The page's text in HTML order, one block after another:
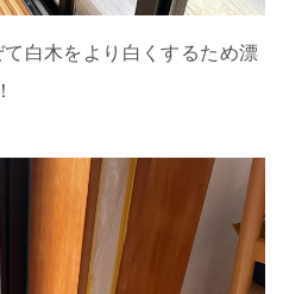
白木をより白くするため漂